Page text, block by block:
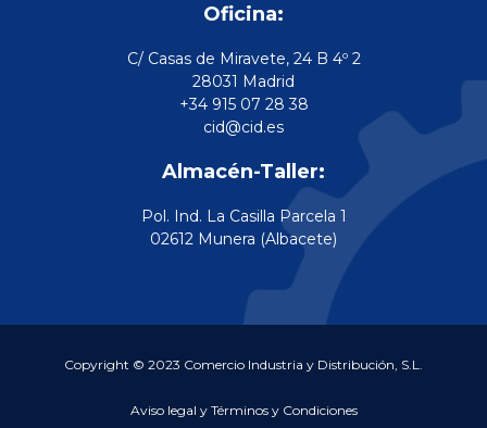
Oficina:
C/ Casas de Miravete, 24 B 4º 2
28031 Madrid
+34 915 07 28 38
cid@cid.es
Almacén-Taller:
Pol. Ind. La Casilla Parcela 1
02612 Munera (Albacete)
Copyright © 2023 Comercio Industria y Distribución, S.L.
Aviso legal y Términos y Condiciones